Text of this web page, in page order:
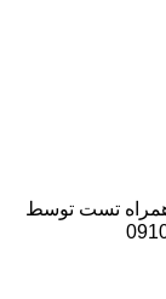
همراه تست توسط